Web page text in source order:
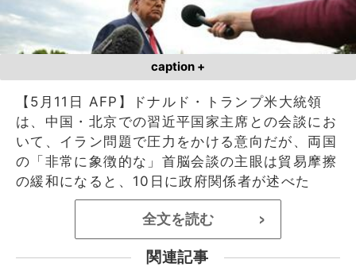
caption +
【5月11日 AFP】ドナルド・トランプ米大統領
は、中国・北京での習近平国家主席との会談にお
いて、イラン問題で圧力をかける意向だが、両国
の「非常に象徴的な」首脳会談の主眼は貿易摩擦
の緩和になると、10日に政府関係者が述べた
全文を読む >
関連記事